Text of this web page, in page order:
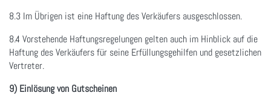
8.3 Im Übrigen ist eine Haftung des Verkäufers ausgeschlossen.
8.4 Vorstehende Haftungsregelungen gelten auch im Hinblick auf die
Haftung des Verkäufers für seine Erfüllungsgehilfen und gesetzlichen
Vertreter.
9) Einlösung von Gutscheinen